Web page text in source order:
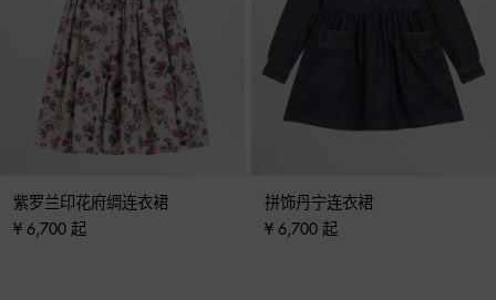
紫罗兰印花府绸连衣裙
¥ 6,700 起
拼饰丹宁连衣裙
¥ 6,700 起